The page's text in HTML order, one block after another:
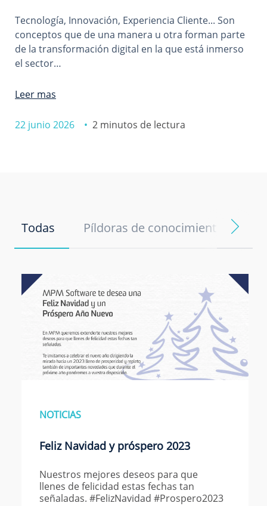
Tecnología, Innovación, Experiencia Cliente... Son
conceptos que de una manera u otra forman parte
de la transformación digital en la que está inmerso
el sector…
Leer mas
22 junio 2026 • 2 minutos de lectura
Todas Píldoras de conocimiento
NOTICIAS
Feliz Navidad y próspero 2023
Nuestros mejores deseos para que
llenes de felicidad estas fechas tan
señaladas. #FelizNavidad #Prospero2023